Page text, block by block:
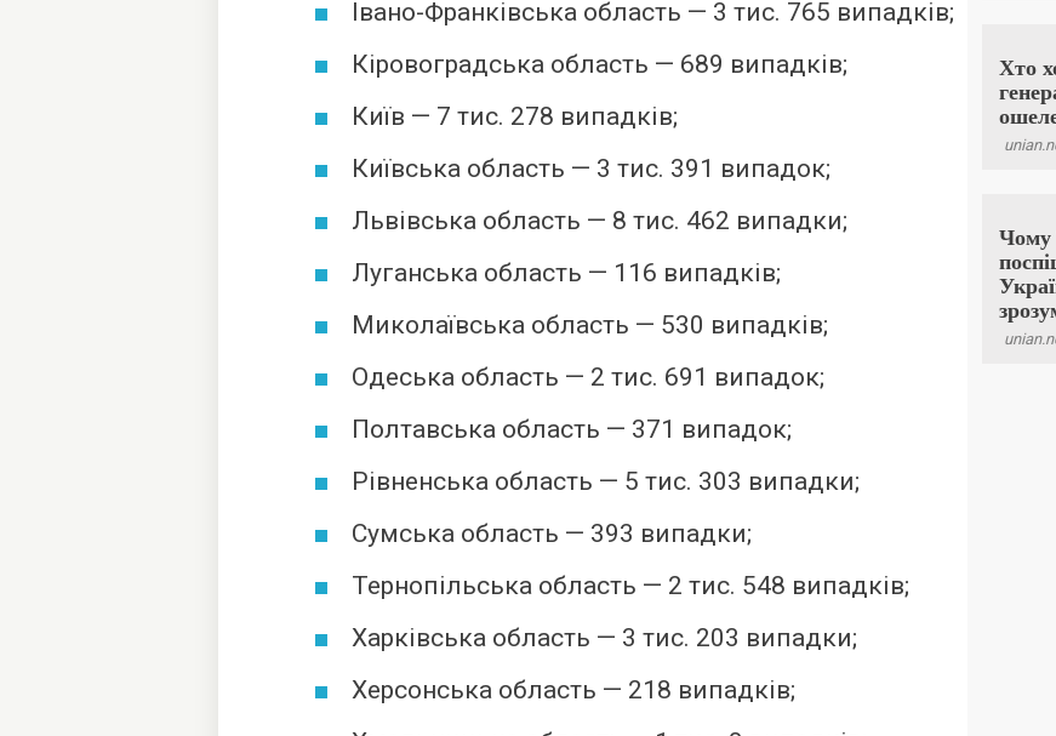
Івано-Франківська область — 3 тис. 765 випадків;
Кіровоградська область — 689 випадків;
Київ — 7 тис. 278 випадків;
Київська область — 3 тис. 391 випадок;
Львівська область — 8 тис. 462 випадки;
Луганська область — 116 випадків;
Миколаївська область — 530 випадків;
Одеська область — 2 тис. 691 випадок;
Полтавська область — 371 випадок;
Рівненська область — 5 тис. 303 випадки;
Сумська область — 393 випадки;
Тернопільська область — 2 тис. 548 випадків;
Харківська область — 3 тис. 203 випадки;
Херсонська область — 218 випадків;